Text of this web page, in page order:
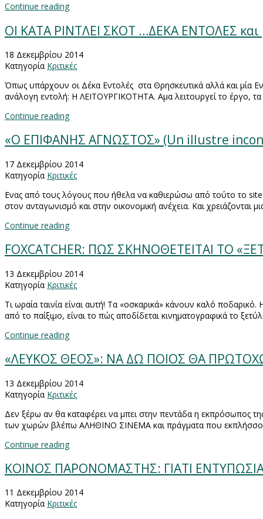
Continue reading
ΟΙ ΚΑΤΑ ΡΙΝΤΛΕΙ ΣΚΟΤ …ΔΕΚΑ ΕΝΤΟΛΕΣ
18 Δεκεμβρίου 2014
Κατηγορία Κριτικές
Όπως υπάρχουν οι Δέκα Εντολές στα Θρησκευτικά αλλά και μία
ανάλογη εντολή: Η ΛΕΙΤΟΥΡΓΙΚΟΤΗΤΑ. Αμα λειτουργεί το έργο, τα
Continue reading
«Ο ΕΠΙΦΑΝΗΣ ΑΓΝΩΣΤΟΣ» (Un illustre
17 Δεκεμβρίου 2014
Κατηγορία Κριτικές
Ενας από τους λόγους που ήθελα να καθιερώσω από τούτο το site
στον ανταγωνισμό και στην οικονομική ανέχεια. Και χρειάζονται
Continue reading
FOXCATCHER: ΠΩΣ ΣΚΗΝΟΘΕΤΕΙΤΑΙ ΤΟ
13 Δεκεμβρίου 2014
Κατηγορία Κριτικές
Τι ωραία ταινία είναι αυτή! Τα «οσκαρικά» κάνουν καλό
από το παίξιμο, είναι το πώς αποδίδεται κινηματογραφικά το
Continue reading
«ΛΕΥΚΟΣ ΘΕΟΣ»: ΝΑ ΔΩ ΠΟΙΟΣ ΘΑ
13 Δεκεμβρίου 2014
Κατηγορία Κριτικές
Δεν ξέρω αν θα καταφέρει να μπει στην πεντάδα η εκπρόσωπος
των χωρών βλέπω ΑΛΗΘΙΝΟ ΣΙΝΕΜΑ και πράγματα που
Continue reading
ΚΟΙΝΟΣ ΠΑΡΟΝΟΜΑΣΤΗΣ: ΓΙΑΤΙ
11 Δεκεμβρίου 2014
Κατηγορία Κριτικές